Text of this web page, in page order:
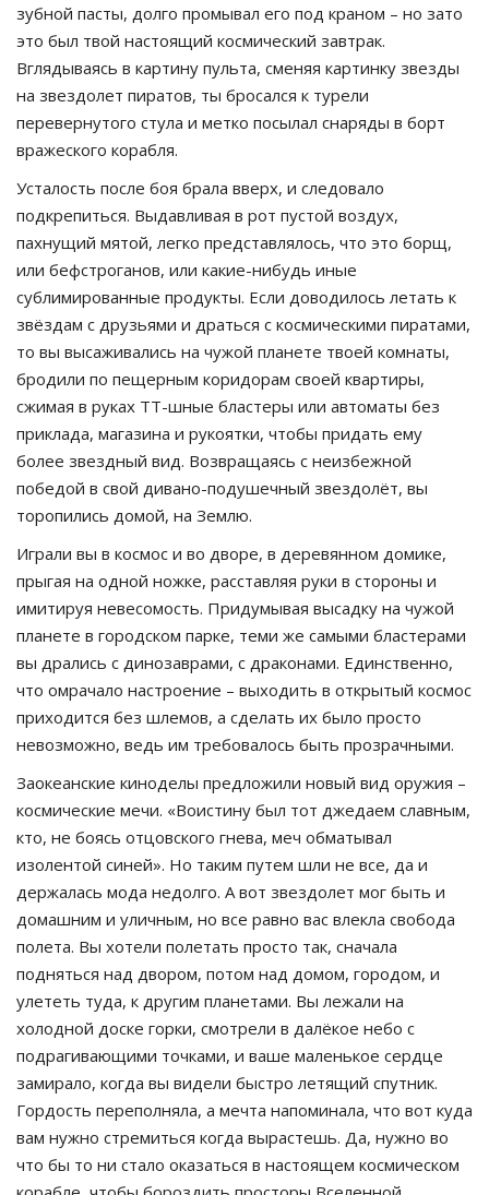
зубной пасты, долго промывал его под краном – но зато
это был твой настоящий космический завтрак.
Вглядываясь в картину пульта, сменяя картинку звезды
на звездолет пиратов, ты бросался к турели
перевернутого стула и метко посылал снаряды в борт
вражеского корабля.
Усталость после боя брала вверх, и следовало
подкрепиться. Выдавливая в рот пустой воздух,
пахнущий мятой, легко представлялось, что это борщ,
или бефстроганов, или какие-нибудь иные
сублимированные продукты. Если доводилось летать к
звёздам с друзьями и драться с космическими пиратами,
то вы высаживались на чужой планете твоей комнаты,
бродили по пещерным коридорам своей квартиры,
сжимая в руках ТТ-шные бластеры или автоматы без
приклада, магазина и рукоятки, чтобы придать ему
более звездный вид. Возвращаясь с неизбежной
победой в свой дивано-подушечный звездолёт, вы
торопились домой, на Землю.
Играли вы в космос и во дворе, в деревянном домике,
прыгая на одной ножке, расставляя руки в стороны и
имитируя невесомость. Придумывая высадку на чужой
планете в городском парке, теми же самыми бластерами
вы дрались с динозаврами, с драконами. Единственно,
что омрачало настроение – выходить в открытый космос
приходится без шлемов, а сделать их было просто
невозможно, ведь им требовалось быть прозрачными.
Заокеанские киноделы предложили новый вид оружия –
космические мечи. «Воистину был тот джедаем славным,
кто, не боясь отцовского гнева, меч обматывал
изолентой синей». Но таким путем шли не все, да и
держалась мода недолго. А вот звездолет мог быть и
домашним и уличным, но все равно вас влекла свобода
полета. Вы хотели полетать просто так, сначала
подняться над двором, потом над домом, городом, и
улететь туда, к другим планетами. Вы лежали на
холодной доске горки, смотрели в далёкое небо с
подрагивающими точками, и ваше маленькое сердце
замирало, когда вы видели быстро летящий спутник.
Гордость переполняла, а мечта напоминала, что вот куда
вам нужно стремиться когда вырастешь. Да, нужно во
что бы то ни стало оказаться в настоящем космическом